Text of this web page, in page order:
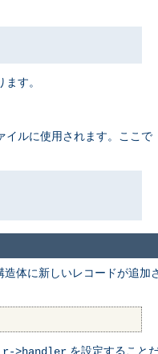
す。
イルに使用されます。ここで
造体に新しいレコードが追加
を設定すること